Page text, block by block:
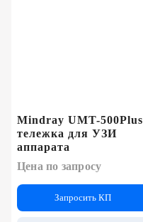
Mindray UMT-500Plus
тележка для УЗИ
аппарата
Цена по запросу
Запросить КП